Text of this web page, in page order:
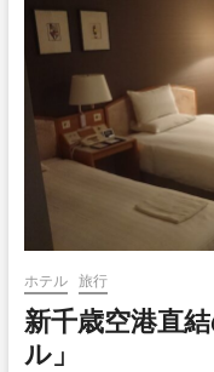
っ
た
ー
ク
体
験
記
｜
工
場
絵
描
き
体
験・
ホテル 旅行
新千歳空港直
ル」